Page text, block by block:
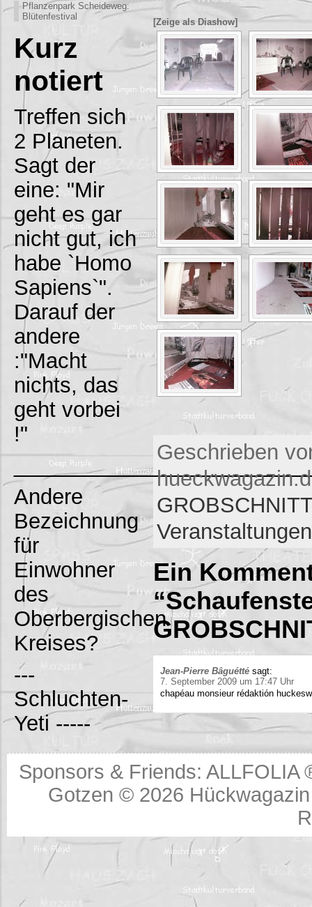
Pflanzenpark Scheideweg:
Blütenfestival
Kurz
notiert
Treffen sich
2 Planeten.
Sagt der
eine: "Mir
geht es gar
nicht gut, ich
habe `Homo
Sapiens`".
Darauf der
andere
:"Macht
nichts, das
geht vorbei
!"
Andere
Bezeichnung
für
Einwohner
des
Oberbergischen
Kreises?
---
Schluchten-
Yeti -----
[Zeige als Diashow]
Geschrieben
GROBSCHNITT
Veranstaltungen
Ein
Jean-Pierre Bâguétté sagt:
7. September 2009 um 17:47 Uhr
chapéau monsieur rédaktión
Sponsors & Friends:ALLFOLIA
Gotzen © 2026